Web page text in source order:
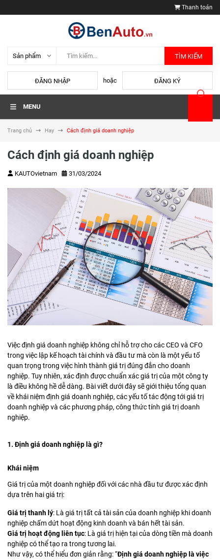
Thanh toán
TÌM KIẾM
ĐĂNG NHẬP hoặc ĐĂNG KÝ
MENU
Trang chủ Hay Cách định giá doanh nghiệp
Cách định giá doanh nghiệp
KAUTOvietnam 31/03/2024
Việc định giá doanh nghiệp không chỉ hỗ trợ cho các CEO và CFO
trong việc lập kế hoạch tài chính và đầu tư mà còn là một yếu tố
quan trọng trong việc hình thành giá trị đúng đắn cho doanh
nghiệp. Tuy nhiên, xác định được chuẩn xác giá trị của một công ty
là điều không hề dễ dàng. Bài viết dưới đây sẽ giới thiệu tổng quan
về khái niệm định giá doanh nghiệp, các yếu tố tác động tới giá trị
doanh nghiệp và các phương pháp, công thức tính giá trị doanh
nghiệp.
1. Định giá doanh nghiệp là gì?
Khái niệm
Giá trị của một doanh nghiệp đối với các nhà đầu tư được xác định
dựa trên hai giá trị:
Giá trị thanh lý: Là giá trị tất cả tài sản của doanh nghiệp khi doanh
nghiệp chấm dứt hoạt động kinh doanh và bán hết tài sản.
Giá trị hoạt động liên tục: Là giá trị hiện tại của dòng tiền mà doanh
nghiệp có thể tạo ra trong tương lai.
Như vậy, có thể hiểu đơn giản rằng: “Định giá doanh nghiệp là việc